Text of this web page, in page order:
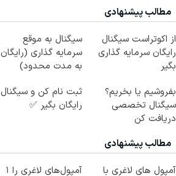
مطالب پیشنهادی
از اکوتراست سیگنال
رایگان سرمایه گذاری
بگیر
سیگنال به موقع
سرمایه گذاری (رایگان
به مدت محدود)
بفروشیم یا بخریم؟
سیگنال تخصصی
دریافت کن
ثبت نام کن و سیگنال
رایگان بگیر ✅
مطالب پیشنهادی
آمپول های لاغری با
آمپول‌های لاغری را ۱